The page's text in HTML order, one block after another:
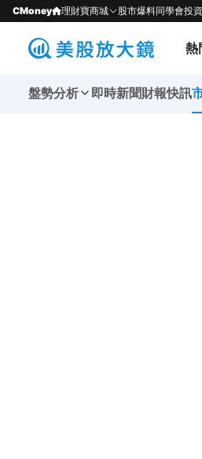
CMoney 理財寶商城 股市爆料同學會投
熱
盤勢分析 即時新聞財報快訊